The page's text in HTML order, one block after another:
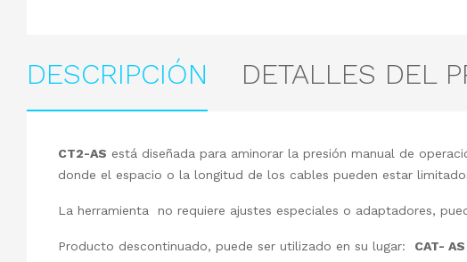
DESCRIPCIÓN DETALLES DEL
CT2-AS está diseñada para aminorar la presión manual de
donde el espacio o la longitud de los cables pueden estar
La herramienta no requiere ajustes especiales o adaptadores,
Producto descontinuado, puede ser utilizado en su lugar: CAT- AS